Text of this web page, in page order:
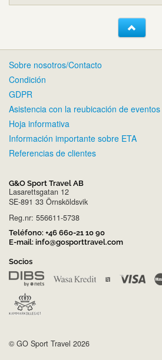
Sobre nosotros/Contacto
Condición
GDPR
Asistencia con la reubicación de eventos
Hoja informativa
Información importante sobre ETA
Referencias de clientes
G&O Sport Travel AB
Lasarettsgatan 12
SE-891 33 Örnsköldsvik
Reg.nr: 556611-5738
Teléfono: +46 660-21 10 90
E-mail: info@gosporttravel.com
Socios
© GO Sport Travel 2026